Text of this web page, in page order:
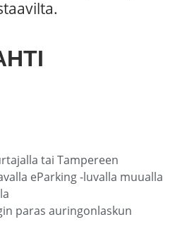
tai Tampereen
eParking -luvalla muualla
paras auringonlaskun